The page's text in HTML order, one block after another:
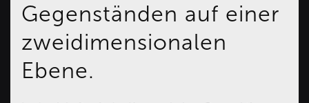
Gegenständen auf einer
zweidimensionalen
Ebene.